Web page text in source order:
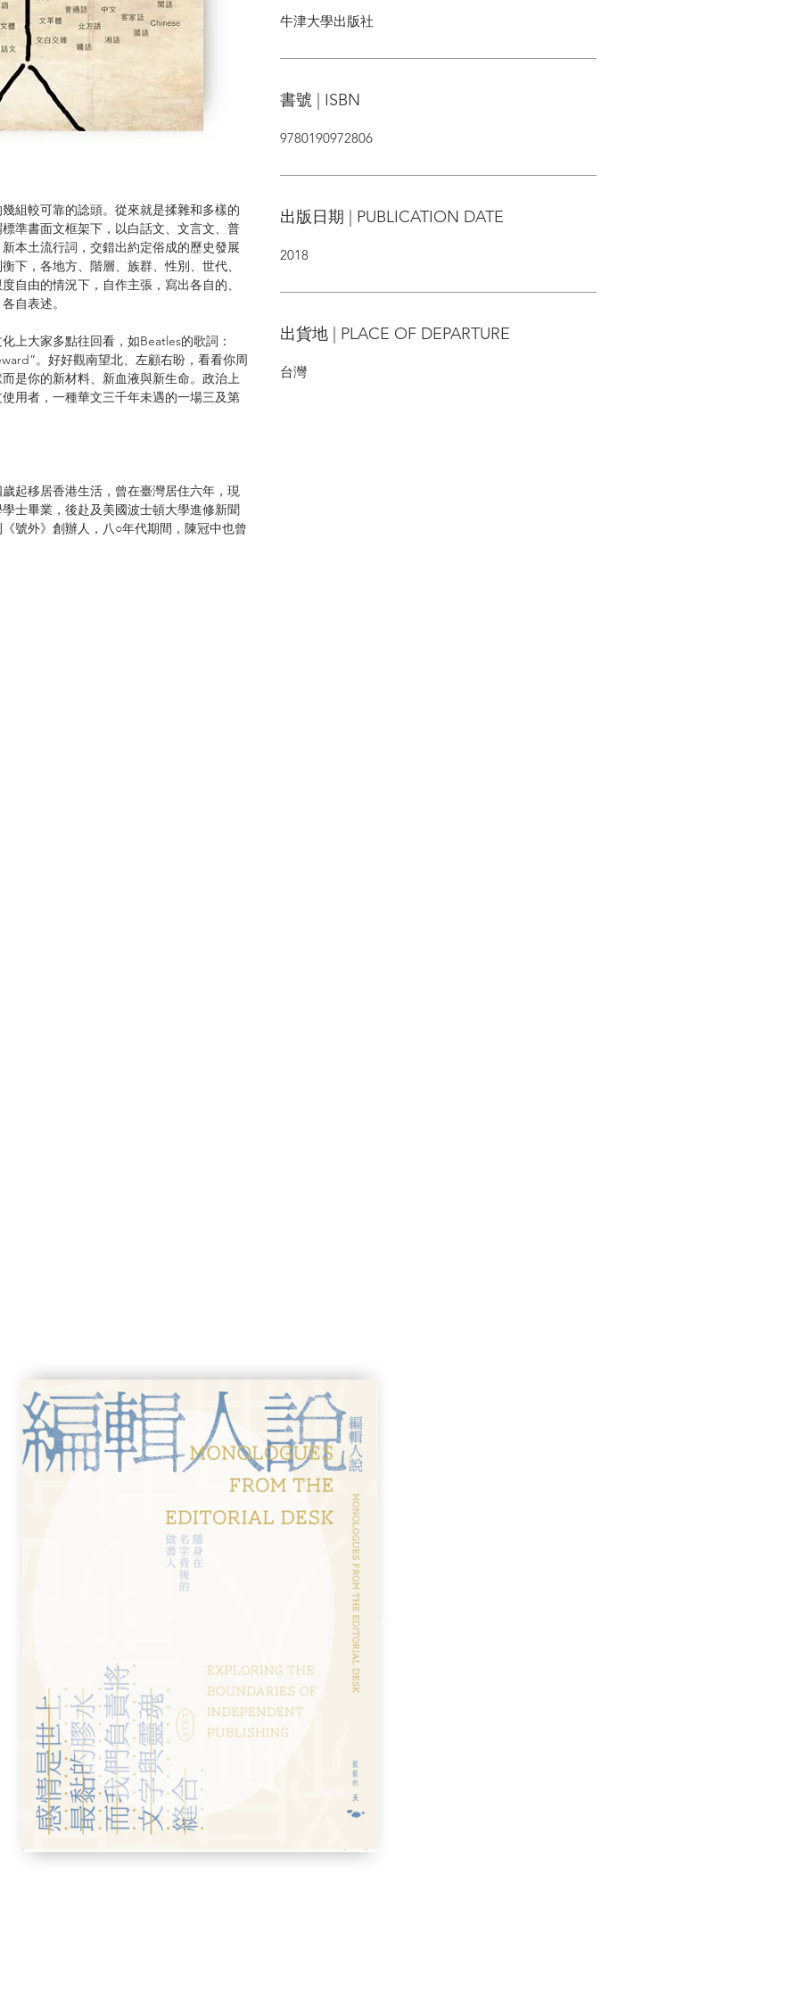
組較可靠的諗頭。從來就是揉雜和多樣的
準書面文框架下，以白話文、文言文、普
本土流行詞，交錯出約定俗成的歷史發展
下，各地方、階層、族群、性別、世代、
自由的情況下，自作主張，寫出各自的、
自表述。
上大家多點往回看，如Beatles的歌詞：
。好好觀南望北、左顧右盼，看看你周
是你的新材料、新血液與新生命。政治上
用者，一種華文三千年未遇的一場三及第
起移居香港生活，曾在臺灣居住六年，現
士畢業，後赴及美國波士頓大學進修新聞
號外》創辦人，八○年代期間，陳冠中也曾
牛津大學出版社
書號 | ISBN
9780190972806
出版日期 | PUBLICATION DATE
2018
出貨地 | PLACE OF DEPARTURE
台灣